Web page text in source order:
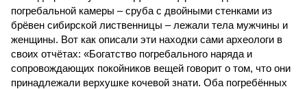
погребальной камеры – сруба с двойными стенками из
брёвен сибирской лиственницы – лежали тела мужчины и
женщины. Вот как описали эти находки сами археологи в
своих отчётах: «Богатство погребального наряда и
сопровождающих покойников вещей говорит о том, что они
принадлежали верхушке кочевой знати. Оба погребённых